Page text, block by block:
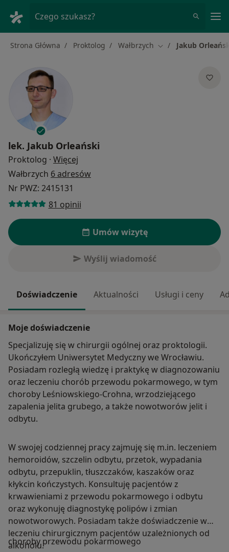
Czego szukasz?
Strona Główna Proktolog Wałbrzych Zmień miasto
Jakub
lek. Jakub Orleański
Proktolog · Więcej
Wałbrzych 6 adresów
Nr PWZ: 2415131
81 opinii
Umów wizytę
Wyślij wiadomość
Doświadczenie Aktualności Usługi i ceny
Moje doświadczenie
Specjalizuję się w chirurgii ogólnej oraz proktologii.
Ukończyłem Uniwersytet Medyczny we Wrocławiu.
Posiadam rozległą wiedzę i praktykę w diagnozowaniu
oraz leczeniu chorób przewodu pokarmowego, w tym
choroby Leśniowskiego-Crohna, wrzodziejącego
zapalenia jelita grubego, a także nowotworów jelit i
odbytu.
W swojej codziennej pracy zajmuję się m.in. leczeniem
hemoroidów, szczelin odbytu, przetok, wypadania
odbytu, przepuklin, tłuszczaków, kaszaków oraz
kłykcin kończystych. Konsultuję pacjentów z
krwawieniami z przewodu pokarmowego i odbytu
oraz wykonuję diagnostykę polipów i zmian
nowotworowych. Posiadam także doświadczenie w
leczeniu chirurgicznym pacjentów uzależnionych od
alkoholu.
choroby przewodu pokarmowego